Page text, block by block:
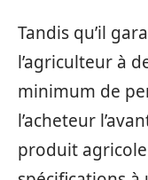
Tandis qu’il
l’agriculteur à
minimum de
l’acheteur
produit